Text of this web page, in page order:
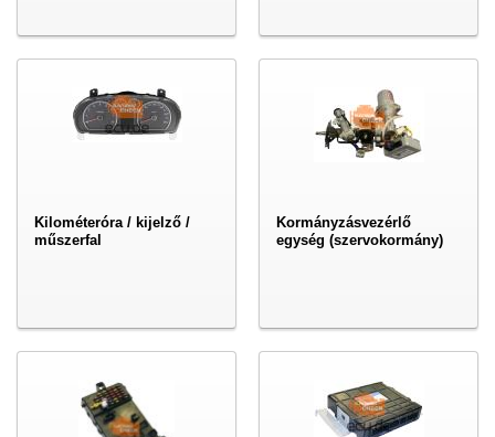
Kilométeróra / kijelző /
műszerfal
Kormányzásvezérlő
egység (szervokormány)